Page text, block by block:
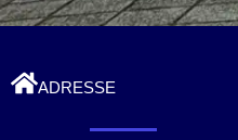
ADRESSE